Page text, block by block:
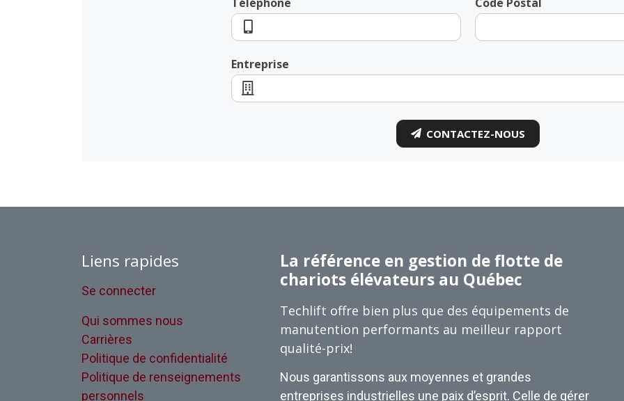
Téléphone Code Postal
Entreprise
CONTACTEZ-NOUS
Liens rapides
Se connecter
Qui sommes nous
Carrières
Politique de confidentialité
Politique de renseignements
personnels
La référence en gestion de flotte de
chariots élévateurs au Québec
Techlift offre bien plus que des équipements de
manutention performants au meilleur rapport
qualité-prix!
Nous garantissons aux moyennes et grandes
entreprises industrielles une paix d’esprit. Celle de gérer